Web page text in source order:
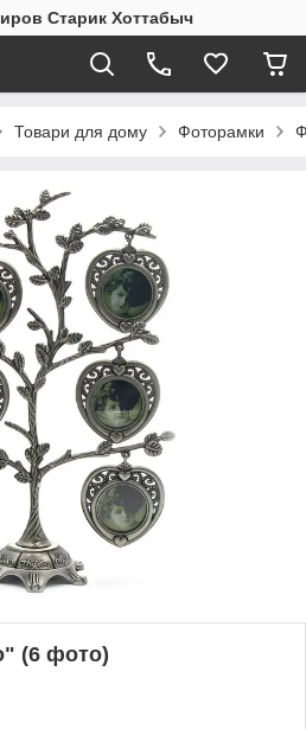
Старик Хоттабыч
Товари для дому Фоторамки
(6 фото)